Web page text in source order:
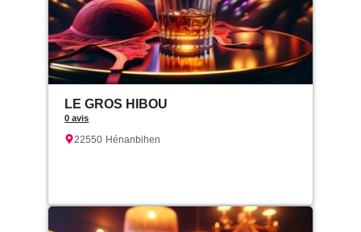
LE GROS HIBOU
0 avis
22550 Hénanbihen